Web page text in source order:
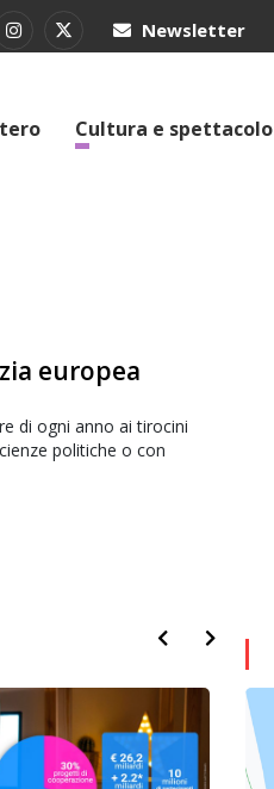
Newsletter
Cultura e spettacolo
europea
di ogni anno ai tirocini
politiche o con